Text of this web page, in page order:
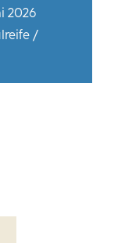
2026
/